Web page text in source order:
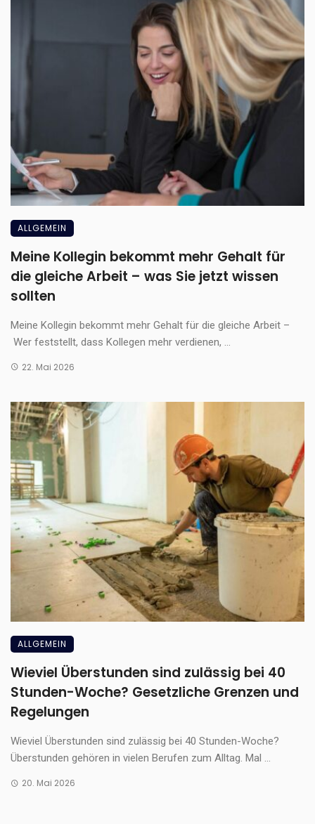
ALLGEMEIN
Meine Kollegin bekommt mehr Gehalt für
die gleiche Arbeit – was Sie jetzt wissen
sollten
Meine Kollegin bekommt mehr Gehalt für die gleiche Arbeit –
Wer feststellt, dass Kollegen mehr verdienen, ...
22. Mai 2026
ALLGEMEIN
Wieviel Überstunden sind zulässig bei 40
Stunden-Woche? Gesetzliche Grenzen und
Regelungen
Wieviel Überstunden sind zulässig bei 40 Stunden-Woche?
Überstunden gehören in vielen Berufen zum Alltag. Mal ...
20. Mai 2026